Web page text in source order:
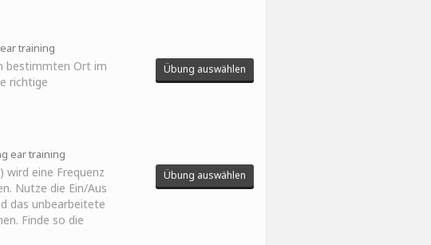
training
bestimmten Ort im
richtige
Übung auswählen
ear training
wird eine Frequenz
Nutze die Ein/Aus
das unbearbeitete
Finde so die
Übung auswählen